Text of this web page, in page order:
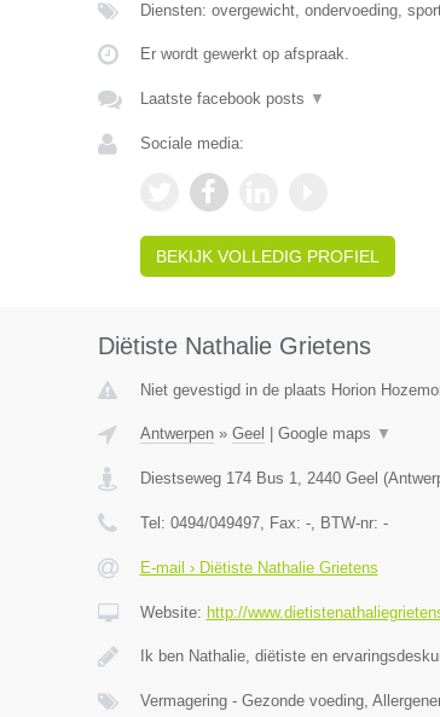
Diensten: overgewicht, ondervoeding,
Er wordt gewerkt op afspraak.
Laatste facebook posts ▼
Sociale media:
BEKIJK VOLLEDIG PROFIEL
Diëtiste Nathalie Grietens
Niet gevestigd in de plaats Horion
Antwerpen» Geel Google maps ▼
Diestseweg 174 Bus 1, 2440 Geel (
Tel: 0494/049497, Fax: -, BTW-nr: -
E-mail › Diëtiste Nathalie Grietens
Website: http://
Ik ben Nathalie, diëtiste en
Vermagering - Gezonde voeding,